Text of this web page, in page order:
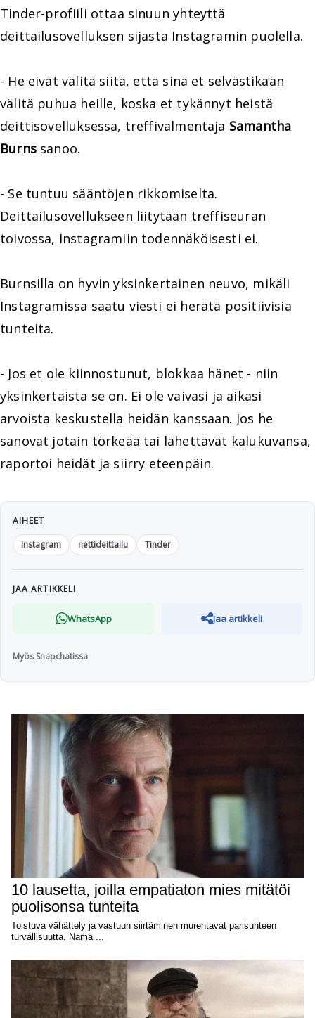
Tinder-profiili ottaa sinuun yhteyttä
deittailusovelluksen sijasta Instagramin puolella.
- He eivät välitä siitä, että sinä et selvästikään
välitä puhua heille, koska et tykännyt heistä
deittisovelluksessa, treffivalmentaja Samantha
Burnssanoo.
- Se tuntuu sääntöjen rikkomiselta.
Deittailusovellukseen liitytään treffiseuran
toivossa, Instagramiin todennäköisesti ei.
Burnsilla on hyvin yksinkertainen neuvo, mikäli
Instagramissa saatu viesti ei herätä positiivisia
tunteita.
- Jos et ole kiinnostunut, blokkaa hänet - niin
yksinkertaista se on. Ei ole vaivasi ja aikasi
arvoista keskustella heidän kanssaan. Jos he
sanovat jotain törkeää tai lähettävät kalukuvansa,
raportoi heidät ja siirry eteenpäin.
AIHEET
Instagram
nettideittailu Tinder
JAA ARTIKKELI
WhatsApp Jaa artikkeli
Myös Snapchatissa